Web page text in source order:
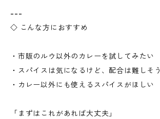
---
◇ こんな方におすすめ
・市販のルウ以外のカレーを試してみたい
・スパイスは気になるけど、配合は難しそう
・カレー以外にも使えるスパイスがほしい
「まずはこれがあれば大丈夫」